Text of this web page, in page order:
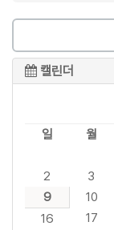
캘린더
일 월
2
3
9
10
16
17